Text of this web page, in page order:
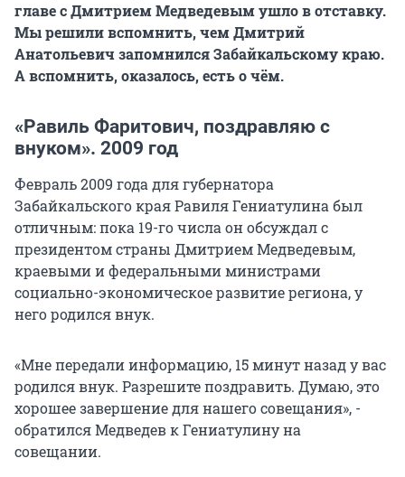
главе с Дмитрием Медведевым ушло в отставку.
Мы решили вспомнить, чем Дмитрий
Анатольевич запомнился Забайкальскому краю.
А вспомнить, оказалось, есть о чём.
«Равиль Фаритович, поздравляю с
внуком». 2009 год
Февраль 2009 года для губернатора
Забайкальского края Равиля Гениатулина был
отличным: пока 19-го числа он обсуждал с
президентом страны Дмитрием Медведевым,
краевыми и федеральными министрами
социально-экономическое развитие региона, у
него родился внук.
«Мне передали информацию, 15 минут назад у вас
родился внук. Разрешите поздравить. Думаю, это
хорошее завершение для нашего совещания», -
обратился Медведев к Гениатулину на
совещании.